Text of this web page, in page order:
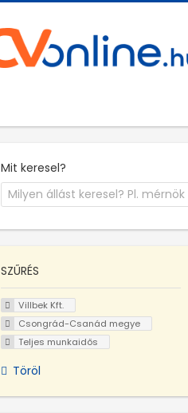
Mit keresel?
SZŰRÉS
Villbek Kft.
Csongrád-Csanád megye
Teljes munkaidős
Töröl